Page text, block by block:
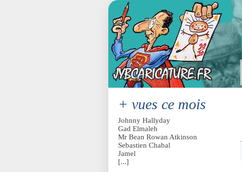
+ vues ce mois
Johnny Hallyday
Gad Elmaleh
Mr Bean Rowan Atkinson
Sebastien Chabal
Jamel
[...]